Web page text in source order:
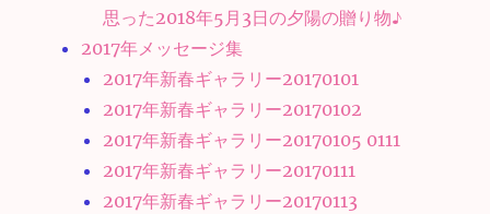
思った2018年5月3日の夕陽の贈り物♪
2017年メッセージ集
2017年新春ギャラリー20170101
2017年新春ギャラリー20170102
2017年新春ギャラリー20170105 0111
2017年新春ギャラリー20170111
2017年新春ギャラリー20170113